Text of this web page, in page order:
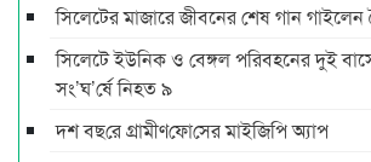
সিলেটের মাজারে জীবনের শেষ গান গাইলেন
সিলেটে ইউনিক ও বেঙ্গল পরিবহনের দুই
সং’ঘ’র্ষে নিহত ৯
দশ বছ‌রে গ্রামীণ‌ফো‌সের মাইজিপি অ্যাপ